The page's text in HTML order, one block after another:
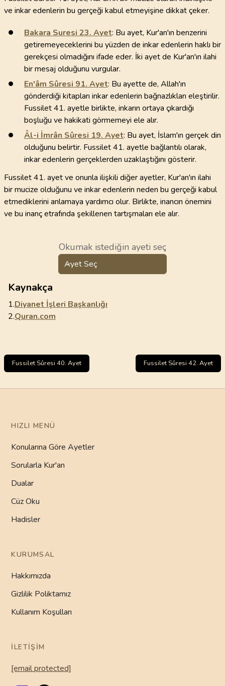
ve inkar edenlerin bu gerçeği kabul etmeyişine dikkat çeker.
Bakara Suresi 23. Ayet: Bu ayet, Kur'an'ın benzerini
getiremeyeceklerini bu yüzden de inkar edenlerin haklı bir
gerekçesi olmadığını ifade eder. İki ayet de Kur'an'ın ilahi
bir mesaj olduğunu vurgular.
En'âm Sûresi 91. Ayet: Bu ayette de, Allah'ın
gönderdiği kitapları inkar edenlerin bağnazlıkları eleştirilir.
Fussilet 41. ayetle birlikte, inkarın ortaya çıkardığı
boşluğu ve hakikati görmemeyi ele alır.
Âl-i İmrân Sûresi 19. Ayet: Bu ayet, İslam'ın gerçek din
olduğunu belirtir. Fussilet 41. ayetle bağlantılı olarak,
inkar edenlerin gerçeklerden uzaklaştığını gösterir.
Fussilet 41. ayet ve onunla ilişkili diğer ayetler, Kur'an'ın ilahi
bir mucize olduğunu ve inkar edenlerin neden bu gerçeği kabul
etmediklerini anlamaya yardımcı olur. Birlikte, inancın önemini
ve bu inanç etrafında şekillenen tartışmaları ele alır.
Okumak istediğin ayeti seç
Ayet Seç
Kaynakça
1.Diyanet İşleri Başkanlığı
2.Quran.com
Fussilet Sûresi 40. Ayet Fussilet Sûresi 42. Ayet
HIZLI MENÜ
Konularına Göre Ayetler
Sorularla Kur'an
Dualar
Cüz Oku
Hadisler
KURUMSAL
Hakkımızda
Gizlilik Poliktamız
Kullanım Koşulları
İLETIŞIM
[email protected]